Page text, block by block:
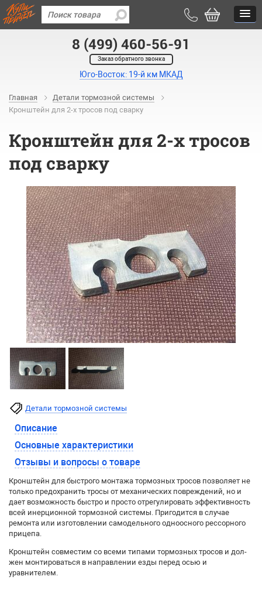
8 (499) 460-56-91
Заказ обратного звонка
Юго-Восток: 19-й км МКАД
Главная
Детали тормозной системы
Кронштейн для 2-х тросов под сварку
Кронштейн для 2-х тросов
под сварку
Детали тормозной системы
Описание
Основные характеристики
Отзывы и вопросы о товаре
Крон­штейн для быст­ро­го мон­та­жа тор­моз­ных тро­сов по­зво­ля­ет не
толь­ко предох­ра­нить тро­сы от ме­ха­ни­чес­ких по­вреж­де­ний, но и
дает возможность быст­ро и прос­то от­ре­гу­ли­ро­вать эф­фек­тив­ность
всей инер­ци­он­ной тор­моз­ной сис­те­мы. Пригодится в случае
ремонта или изготовлении самодельного одноосного рессорного
прицепа.
Крон­штейн со­вмес­тим со все­ми ти­па­ми тор­моз­ных тро­сов и дол­
жен мон­ти­ро­вать­ся в на­прав­ле­нии ез­ды перед осью и
уравнителем.